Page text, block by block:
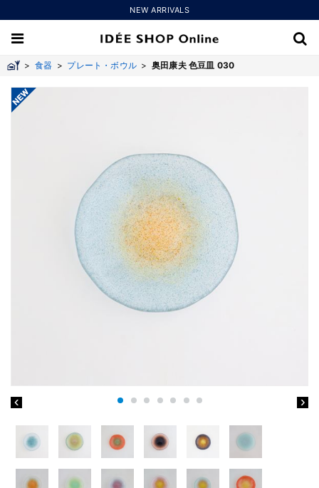
NEW ARRIVALS
> 食器 > プレート・ボウル >奥田康夫 色豆皿 030